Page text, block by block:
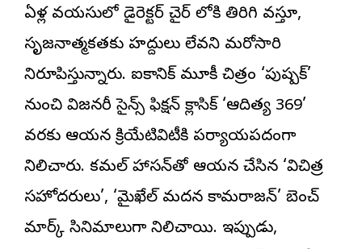
ఏళ్ల వయసులో డైరెక్టర్ చైర్ లోకి తిరిగి వస్తూ,
సృజనాత్మకతకు హద్దులు లేవని మరోసారి
నిరూపిస్తున్నారు. ఐకానిక్ మూకీ చిత్రం ‘పుష్పక్’
నుంచి విజనరీ సైన్స్ ఫిక్షన్ క్లాసిక్ ‘ఆదిత్య 369’
వరకు ఆయన క్రియేటివిటీకి పర్యాయపదంగా
నిలిచారు. కమల్ హాసన్‌తో ఆయన చేసిన ‘విచిత్ర
సహోదరులు’, ‘మైఖేల్ మదన కామరాజన్’ బెంచ్
మార్క్ సినిమాలుగా నిలిచాయి. ఇప్పుడు,